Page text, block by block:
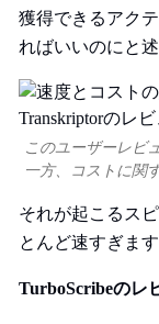
獲得できるアク
ればいいのにと述
このユーザーレビ
一方、コストに関
それが起こるス
とんど速すぎま
TurboScribeのレ